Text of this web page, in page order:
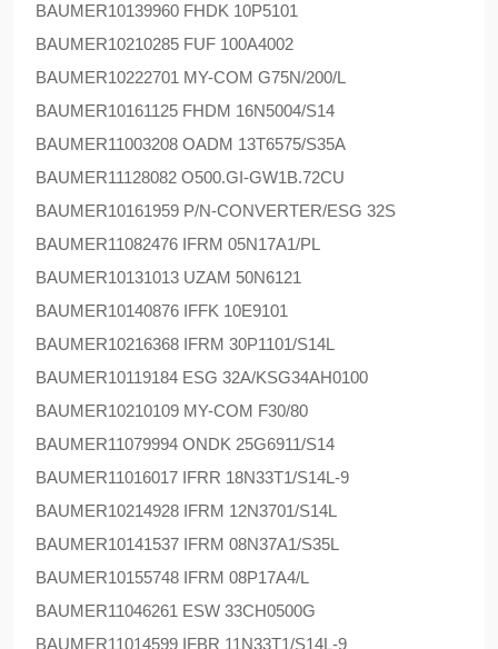
BAUMER10139960 FHDK 10P5101
BAUMER10210285 FUF 100A4002
BAUMER10222701 MY-COM G75N/200/L
BAUMER10161125 FHDM 16N5004/S14
BAUMER11003208 OADM 13T6575/S35A
BAUMER11128082 O500.GI-GW1B.72CU
BAUMER10161959 P/N-CONVERTER/ESG 32S
BAUMER11082476 IFRM 05N17A1/PL
BAUMER10131013 UZAM 50N6121
BAUMER10140876 IFFK 10E9101
BAUMER10216368 IFRM 30P1101/S14L
BAUMER10119184 ESG 32A/KSG34AH0100
BAUMER10210109 MY-COM F30/80
BAUMER11079994 ONDK 25G6911/S14
BAUMER11016017 IFRR 18N33T1/S14L-9
BAUMER10214928 IFRM 12N3701/S14L
BAUMER10141537 IFRM 08N37A1/S35L
BAUMER10155748 IFRM 08P17A4/L
BAUMER11046261 ESW 33CH0500G
BAUMER11014599 IFBR 11N33T1/S14L-9